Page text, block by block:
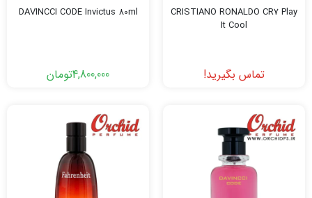
CRISTIANO RONALDO CR7 Play
It Cool
تماس بگیرید!
DAVINCCI CODE Invictus 80ml
4,800,000تومان